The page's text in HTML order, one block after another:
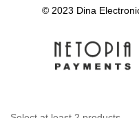
© 2023 Dina